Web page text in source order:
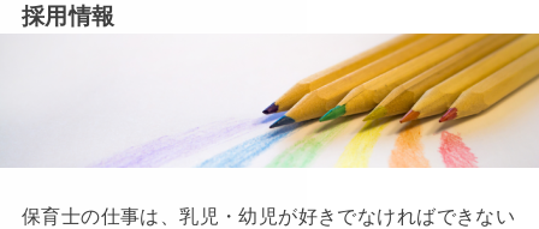
採用情報
保育士の仕事は、乳児・幼児が好きでなければできない